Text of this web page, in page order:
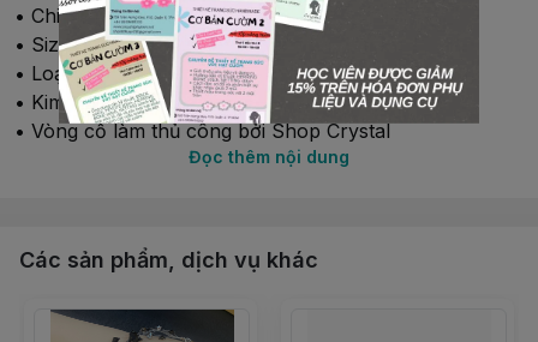
• Chiều dài: 35-36cm
• Size hạt: pha lê 4mm, ngọc trai pha lê 6mm
• Loại: Vòng tay, có khóa
• Kim loại: Khóa và tăng dây rhodium từJapan
• Vòng cổ làm thủ công bởi Shop Crystal
Có nhiều màu, có thể đặt màu và size theo yêu cầu
Đọc thêm nội dung
Các sản phẩm, dịch vụ khác